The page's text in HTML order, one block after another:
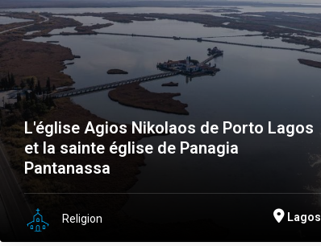
L'église Agios Nikolaos de Porto Lagos
et la sainte église de Panagia
Pantanassa
Religion Lagos